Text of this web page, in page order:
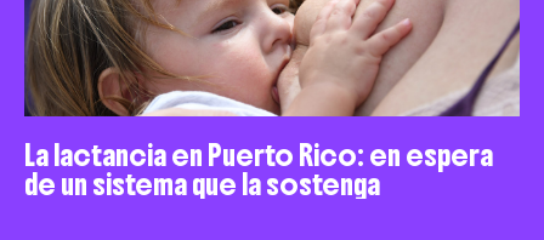
La lactancia en Puerto Rico: en espera
de un sistema que la sostenga